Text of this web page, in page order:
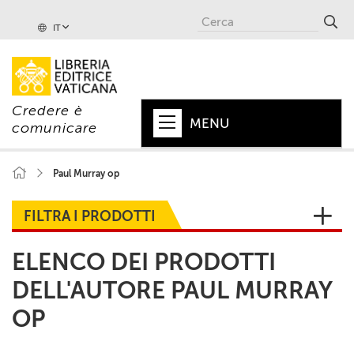
IT
Credere è
comunicare
MENU
PAPA
+
VATICANO
CHIESA
+
MONDO
Paul Murray op
FILTRA I PRODOTTI
ELENCO DEI PRODOTTI
DELL'AUTORE PAUL MURRAY
OP